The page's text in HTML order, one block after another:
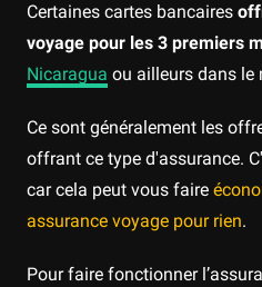
Certaines cartes bancaires
voyage pour les 3 premiers
Nicaragua ou ailleurs dans le
Ce sont généralement les
offrant ce type d'assurance.
car cela peut vous faire
assurance voyage pour rien.
Pour faire fonctionner